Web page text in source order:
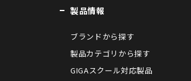
製品情報
ブランドから探す
製品カテゴリから探す
GIGAスクール対応製品